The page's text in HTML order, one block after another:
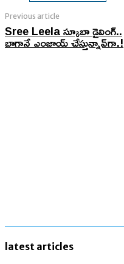
Previous article
Sree Leela స్కూబా డైవింగ్..
బాగానే ఎంజాయ్ చేస్తున్నావ్‌గా.!
latest articles